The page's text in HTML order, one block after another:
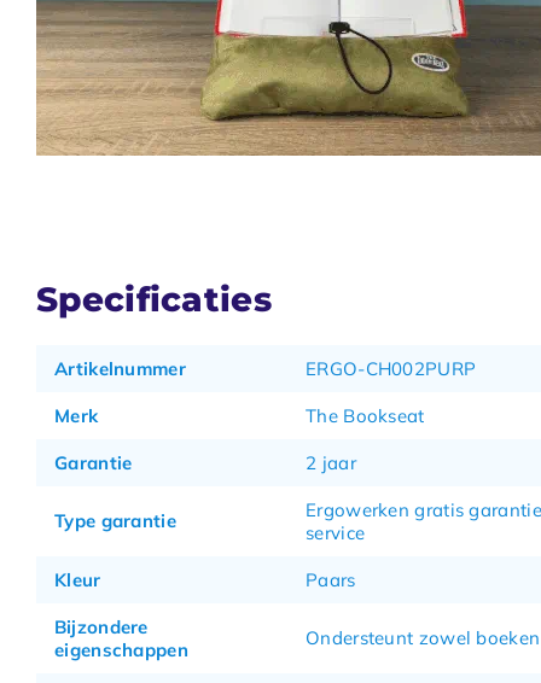
Specificaties
Artikelnummer ERGO-CH002PURP
Merk The Bookseat
Garantie 2 jaar
Type garantie
Ergowerken gratis
service
Kleur Paars
Bijzondere
eigenschappen
Ondersteunt zowel